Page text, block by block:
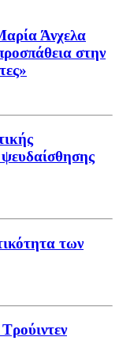
Άνχελα
στην
των